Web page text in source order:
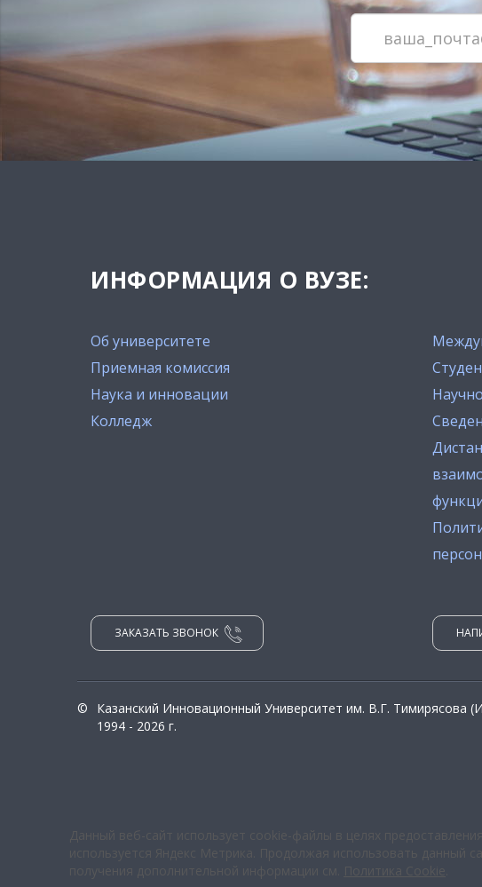
ИНФОРМАЦИЯ О ВУЗЕ:
Об университете
Приемная комиссия
Наука и инновации
Колледж
ЗАКАЗАТЬ ЗВОНОК
©
Казанский Инновационный Университет им. В.Г. Тимирясова
1994 - 2026 г.
Данный веб-сайт использует cookie-файлы в целях
используется Яндекс Метрика. Продолжая использовать данный
получения дополнительной информации см.
Политика Cookie